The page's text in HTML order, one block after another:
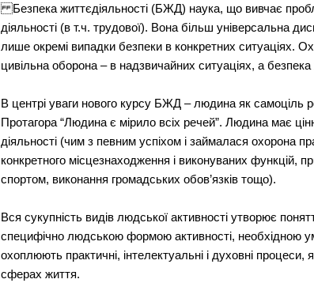
Безпека життєдіяльності (БЖД) наука, що вивчає
діяльності (в т.ч. трудової). Вона більш універсальна
лише окремі випадки безпеки в конкретних ситуаціях.
цивільна оборона – в надзвичайних ситуаціях, а
В центрі уваги нового курсу БЖД – людина як самоціль
Протагора “Людина є мірило всіх речей”. Людина має
діяльності (чим з певним успіхом і займалася охорона
конкретного місцезнаходження і виконуваних функцій,
спортом, виконання громадських обов’язків тощо).
Вся сукупність видів людської активності утворює
специфічно людською формою активності, необхідною
охоплюють практичні, інтелектуальні і духовні процеси,
сферах життя.